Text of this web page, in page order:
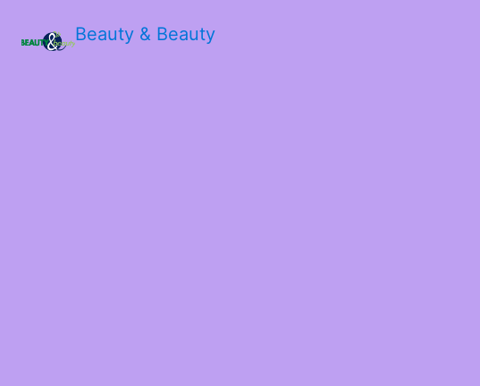
Beauty & Beauty